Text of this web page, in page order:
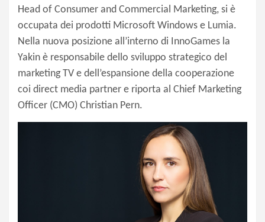
Head of Consumer and Commercial Marketing, si è
occupata dei prodotti Microsoft Windows e Lumia.
Nella nuova posizione all’interno di InnoGames la
Yakin è responsabile dello sviluppo strategico del
marketing TV e dell’espansione della cooperazione
coi direct media partner e riporta al Chief Marketing
Officer (CMO) Christian Pern.